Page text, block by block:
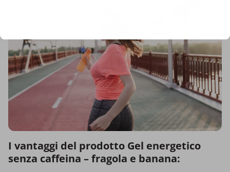
I vantaggi del prodotto Gel energetico
senza caffeina – fragola e banana: